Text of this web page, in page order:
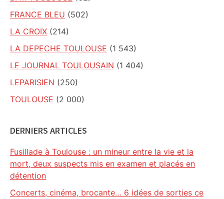
FRANCE BLEU (502)
LA CROIX (214)
LA DEPECHE TOULOUSE (1 543)
LE JOURNAL TOULOUSAIN (1 404)
LEPARISIEN (250)
TOULOUSE (2 000)
DERNIERS ARTICLES
Fusillade à Toulouse : un mineur entre la vie et la
mort, deux suspects mis en examen et placés en
détention
Concerts, cinéma, brocante… 6 idées de sorties ce